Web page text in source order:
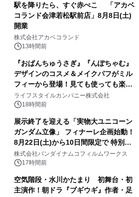
駅を降りたら、すぐ赤べこ 「アカベ
コランド会津若松駅前店」8月8日(土)
開業
株式会社アカベコランド
13時間前
『おぱんちゅうさぎ』『んぽちゃむ』
デザインのコスメ＆メイクパフがミル
フィーから登場！見ても使っても楽し
い、ポップでキュートなコレクショ
ン。
ライフスタイルカンパニー株式会社
18時間前
展示終了を迎える「実物大ユニコーン
ガンダム立像」 フィナーレ企画始動！
8月22日(土)から10日間限定で 特別映
像『UNICORN GUNDAM Statue ―
BEYOND POSSIBILITY ―』を上映！
株式会社バンダイナムコフィルムワークス
17時間前
空気階段・水川かたまり 初舞台・初
主演作！朝ドラ『ブギウギ』作者・足